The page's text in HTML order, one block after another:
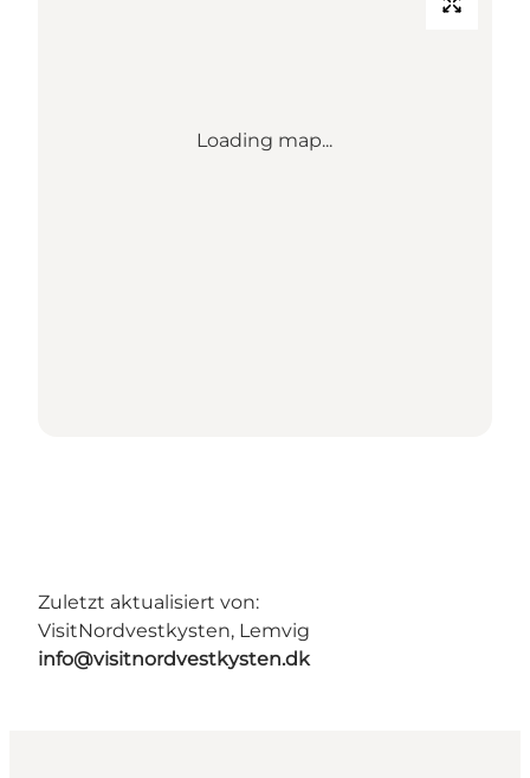
Loading map...
Zuletzt aktualisiert von:
VisitNordvestkysten, Lemvig
info@visitnordvestkysten.dk